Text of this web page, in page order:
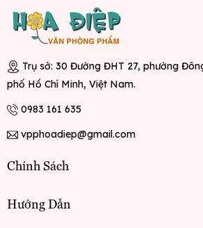
Trụ sở: 30 Đường ĐHT 27, phường
phố Hồ Chí Minh, Việt Nam.
0983 161 635
vpphoadiep@gmail.com
Chính Sách
Hướng Dẫn